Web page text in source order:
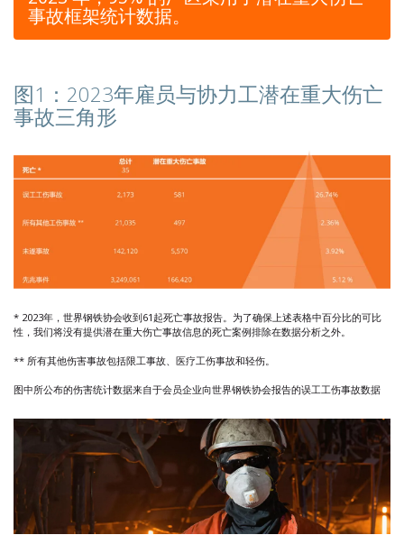
事故框架统计数据。
图1：2023年雇员与协力工潜在重大伤亡
事故三角形
* 2023年，世界钢铁协会收到61起死亡事故报告。为了确保上述表格中百分比的可比
性，我们将没有提供潜在重大伤亡事故信息的死亡案例排除在数据分析之外。
** 所有其他伤害事故包括限工事故、医疗工伤事故和轻伤。
图中所公布的伤害统计数据来自于会员企业向世界钢铁协会报告的误工工伤事故数据